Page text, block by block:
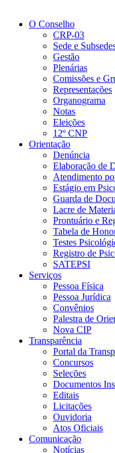
O Conselho
CRP-03
Sede e
Gestão
Plenárias
Comissões e
Representações
Organograma
Notas
Eleições
12º CNP
Orientação
Denúncia
Elaboração de
Atendimento
Estágio em
Guarda de
Lacre de
Prontuário e
Tabela de
Testes
Registro de
SATEPSI
Serviços
Pessoa Física
Pessoa Jurídica
Convênios
Palestra de
Nova CIP
Transparência
Portal da
Concursos
Seleções
Documentos
Editais
Licitações
Ouvidoria
Atos Oficiais
Comunicação
Notícias